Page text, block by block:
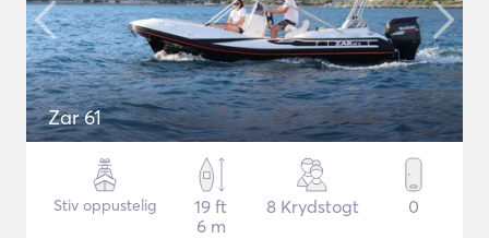
Zar 61
Stiv oppustelig
19 ft
6 m
8 Krydstogt 0